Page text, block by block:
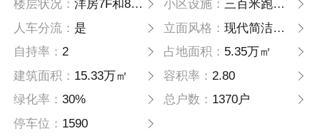
楼层状况：洋房7F和8F 高层21F和33F 小区设施： 三百米跑道、儿童活动空间、羽毛球场
人车分流： 是 立面风格： 现代简洁风格
自持率：2 占地面积： 5.35万㎡
建筑面积： 15.33万㎡ 容积率： 2.80
绿化率：30% 总户数： 1370户
停车位： 1590